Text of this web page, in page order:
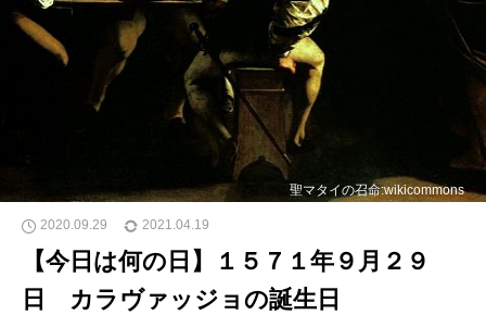
聖マタイの召命:wikicommons
2020.09.29 2021.04.19
【今日は何の日】１５７１年９月２９
日 カラヴァッジョの誕生日